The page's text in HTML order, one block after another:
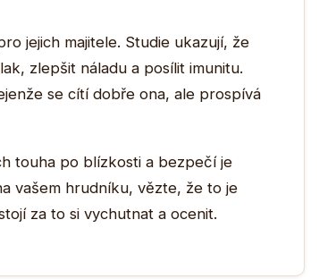
jejich majitele. Studie ukazují, že
zlepšit náladu a posílit imunitu.
se cítí dobře ona, ale prospívá
touha po blízkosti a bezpečí je
vašem hrudníku, vězte, že to je
za to si vychutnat a ocenit.